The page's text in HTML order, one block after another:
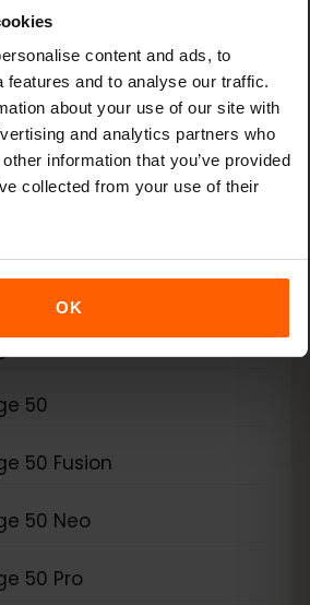
content and ads, to
features and to analyse our traffic.
about your use of our site with
and analytics partners who
information that you’ve provided
collected from your use of their
OK
Note 13 Pro
Note 13 Pro Plus
50
50 Fusion
50 Neo
50 Pro